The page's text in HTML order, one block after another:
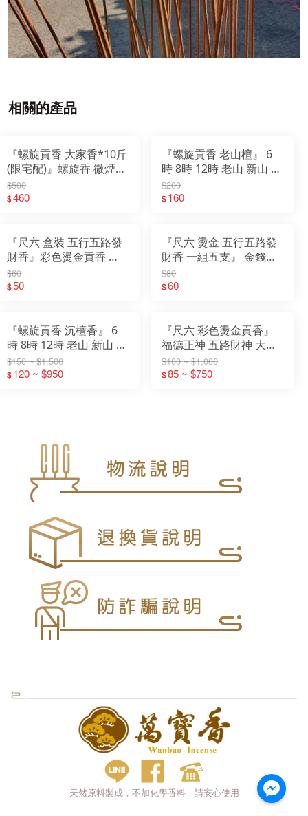
相關的產品
『螺旋貢香 大家香*10斤
(限宅配)』螺旋香 微煙
環保 貢香
$500
$460
『螺旋貢香 老山檀』 6
時 8時 12時 老山 新山 青
洲沉 沉檀 螺旋香 微煙 環
$200
$160
『尺六 盒裝 五行五路發
財香』彩色燙金貢香 金
錢香 大貢香 祝壽 補庫 開
工 祈福 招財進寶 補財庫
$60
$50
『尺六 燙金 五行五路發
財香 一組五支』 金錢香
大貢香 祝壽 補庫 開工 祈
福 招財進寶 補財庫 祈求
$80
$60
『螺旋貢香 沉檀香』 6
時 8時 12時 老山 新山 青
洲沉 沉檀 螺旋香 微煙 環
保 貢香 尺六 2尺
$150 ~ $1,500
$120 ~ $950
『尺六 彩色燙金貢香』
福德正神 五路財神 大悲
咒 土地公 發財香 立香 小
貢香 大支香
$100 ~ $1,000
$85 ~ $750
天然原料製成，不加化學香料，請安心使用